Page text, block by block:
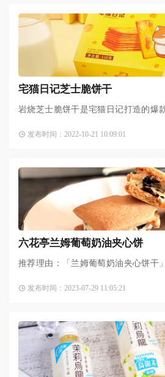
宅猫日记芝士脆饼干
岩烧芝士脆饼干是宅猫日记打造的爆
销量榜榜首。
发布时间：2022-10-21 10:09:01
六花亭兰姆葡萄奶油夹心饼
推荐理由：「兰姆葡萄奶油夹心饼干
已，说是奶油夹心饼干界的天花板也
发布时间：2023-07-29 11:05:21